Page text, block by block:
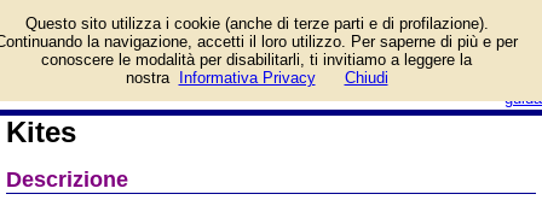
guida
prezzo di vendita.
Prodotto da Studio
Kites
Descrizione
Questo sito utilizza i cookie (anche di terze parti e di profilazione).
la navigazione, accetti il loro utilizzo. Per saperne di più e per
conoscere le modalità per disabilitarli, ti invitiamo a leggere la
nostra
Informativa Privacy Chiudi